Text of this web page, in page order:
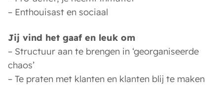
– Enthouisast en sociaal
Jij vind het gaaf en leuk om
– Structuur aan te brengen in ‘georganiseerde
chaos’
– Te praten met klanten en klanten blij te maken